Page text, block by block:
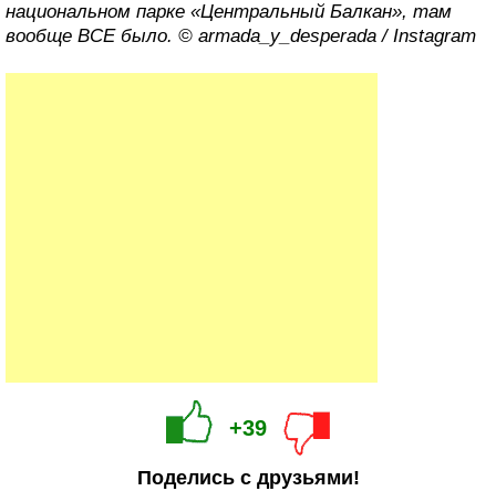
национальном парке «Центральный Балкан», там
вообще ВСЕ было. © armada_y_desperada / Instagram
+39
Поделись с друзьями!